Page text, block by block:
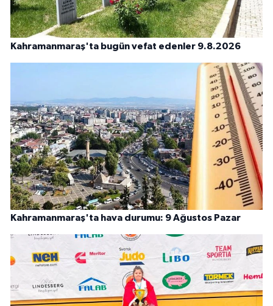
Kahramanmaraş'ta bugün vefat edenler 9.8.2026
Kahramanmaraş'ta hava durumu: 9 Ağustos Pazar